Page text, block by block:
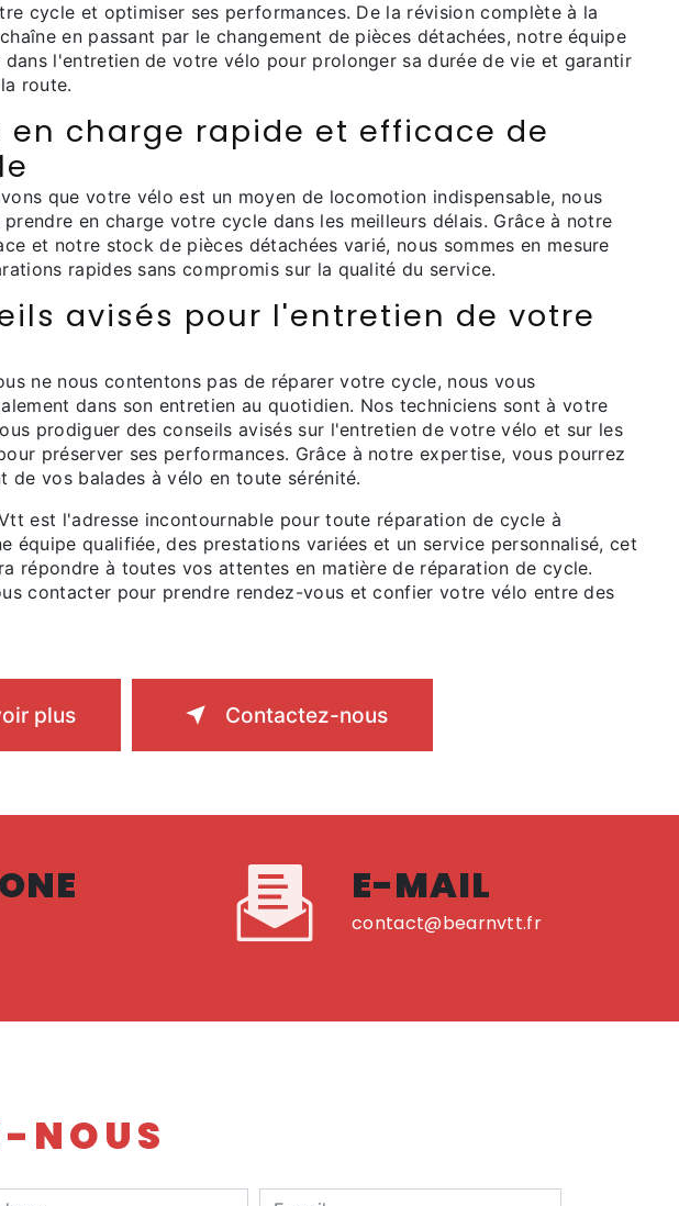
cycle et optimiser ses performances. De la révision complète à la
en passant par le changement de pièces détachées, notre équipe
dans l'entretien de votre vélo pour prolonger sa durée de vie et garantir
route.
en charge rapide et efficace de
que votre vélo est un moyen de locomotion indispensable, nous
prendre en charge votre cycle dans les meilleurs délais. Grâce à notre
et notre stock de pièces détachées varié, nous sommes en mesure
rapides sans compromis sur la qualité du service.
avisés pour l'entretien de votre
ne nous contentons pas de réparer votre cycle, nous vous
dans son entretien au quotidien. Nos techniciens sont à votre
prodiguer des conseils avisés sur l'entretien de votre vélo et sur les
préserver ses performances. Grâce à notre expertise, vous pourrez
de vos balades à vélo en toute sérénité.
est l'adresse incontournable pour toute réparation de cycle à
équipe qualifiée, des prestations variées et un service personnalisé, cet
répondre à toutes vos attentes en matière de réparation de cycle.
contacter pour prendre rendez-vous et confier votre vélo entre des
plus Contactez-nous
E-MAIL
contact@bearnvtt.fr
NOUS